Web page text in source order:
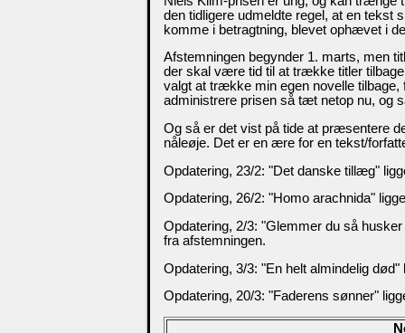
den tidligere udmeldte regel, at en tekst
komme i betragtning, blevet ophævet i
Afstemningen begynder 1. marts, men
der skal være tid til at trække titler
valgt at trække min egen novelle
administrere prisen så tæt netop nu, og
Og så er det vist på tide at præsentere
nåleøje. Det er en ære for en tekst/
Opdatering, 23/2: "Det danske tillæg"
Opdatering, 26/2: "Homo arachnida"
Opdatering, 2/3: "Glemmer du så
fra afstemningen.
Opdatering, 3/3: "En helt almindelig død"
Opdatering, 20/3: "Faderens sønner"